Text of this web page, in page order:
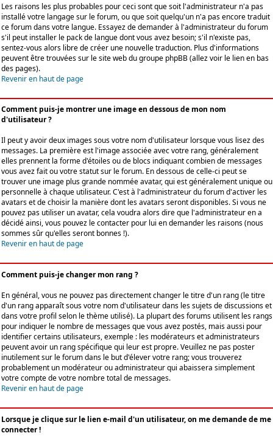
Les raisons les plus probables pour ceci sont que soit l'administrateur n'a pas
installé votre langage sur le forum, ou que soit quelqu'un n'a pas encore traduit
ce forum dans votre langue. Essayez de demander à l'administrateur du forum
s'il peut installer le pack de langue dont vous avez besoin; s'il n'existe pas,
sentez-vous alors libre de créer une nouvelle traduction. Plus d'informations
peuvent être trouvées sur le site web du groupe phpBB (allez voir le lien en bas
des pages).
Revenir en haut de page
Comment puis-je montrer une image en dessous de mon nom
d'utilisateur ?
Il peut y avoir deux images sous votre nom d'utilisateur lorsque vous lisez des
messages. La première est l'image associée avec votre rang, généralement
elles prennent la forme d'étoiles ou de blocs indiquant combien de messages
vous avez fait ou votre statut sur le forum. En dessous de celle-ci peut se
trouver une image plus grande nommée avatar, qui est généralement unique ou
personnelle à chaque utilisateur. C'est à l'administrateur du forum d'activer les
avatars et de choisir la manière dont les avatars seront disponibles. Si vous ne
pouvez pas utiliser un avatar, cela voudra alors dire que l'administrateur en a
décidé ainsi, vous pouvez le contacter pour lui en demander les raisons (nous
sommes sûr qu'elles seront bonnes !).
Revenir en haut de page
Comment puis-je changer mon rang ?
En général, vous ne pouvez pas directement changer le titre d'un rang (le titre
d'un rang apparaît sous votre nom d'utilisateur dans les sujets de discussions et
dans votre profil selon le thème utilisé). La plupart des forums utilisent les rangs
pour indiquer le nombre de messages que vous avez postés, mais aussi pour
identifier certains utilisateurs, exemple : les modérateurs et administrateurs
peuvent avoir un rang spécifique qui leur est propre. Veuillez ne pas poster
inutilement sur le forum dans le but d'élever votre rang; vous trouverez
probablement un modérateur ou administrateur qui abaissera simplement
votre compte de votre nombre total de messages.
Revenir en haut de page
Lorsque je clique sur le lien e-mail d'un utilisateur, on me demande de me
connecter !